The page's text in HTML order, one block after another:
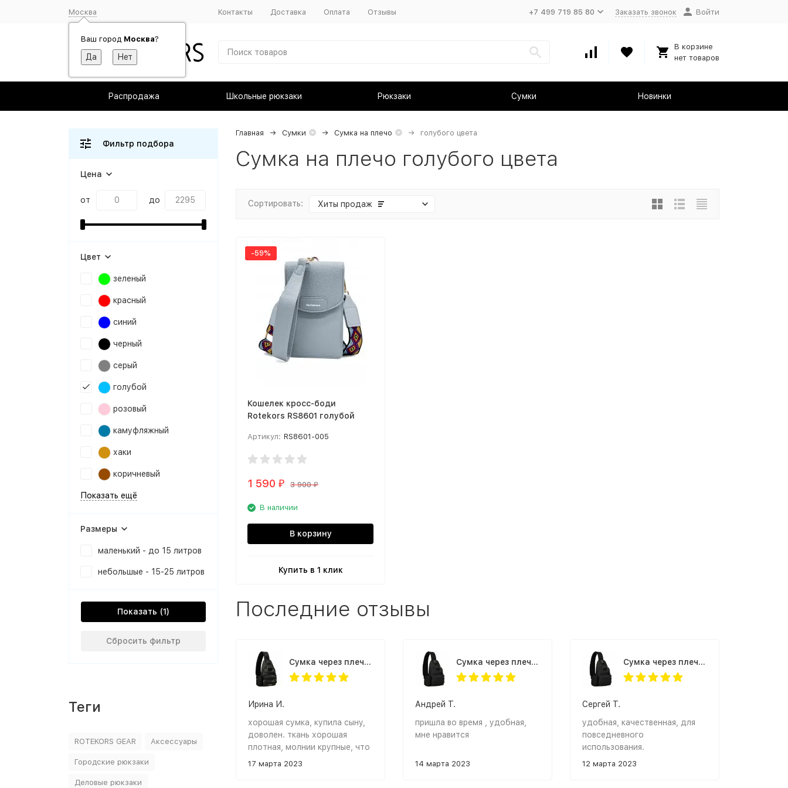
Москва
Ваш город Москва?
Контакты Доставка Оплата Отзывы +7 499 719 85 80 Заказать звонок Войти
В корзине
нет товаров
Распродажа Школьные рюкзаки Рюкзаки Сумки Новинки
Главная Сумки Сумка на плечо голубого цвета
Сумка на плечо голубого цвета
Сортировать: Хиты продаж
-59%
Кошелек кросс-боди
Rotekors RS8601 голубой
Артикул: RS8601-005
1 590 ₽ 3 900₽
В наличии
В корзину
Купить в 1 клик
Последние отзывы
Cумка через плечо Granta USB черный камуфляж
Ирина И.
хорошая сумка, купила сыну,
доволен. ткань хорошая
плотная, молнии крупные, что
очень удобно.
17 марта 2023
Cумка через плечо Granta USB черная
Андрей Т.
пришла во время , удобная,
мне нравится
14 марта 2023
Cумка через плечо Granta USB черная
Сергей Т.
удобная, качественная, для
повседневного
использования.
12 марта 2023
Фильтр подбора
Цена
от до
Цвет
зеленый
красный
синий
черный
серый
голубой
розовый
камуфляжный
хаки
коричневый
Показать ещё
Размеры
маленький - до 15 литров
небольшые - 15-25 литров
Показать
Сбросить фильтр
Теги
ROTEKORS GEAR Аксессуары
Городские рюкзаки
Деловые рюкзаки